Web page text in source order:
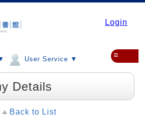
Login
User Service ▼ ≡
Details
Back to List